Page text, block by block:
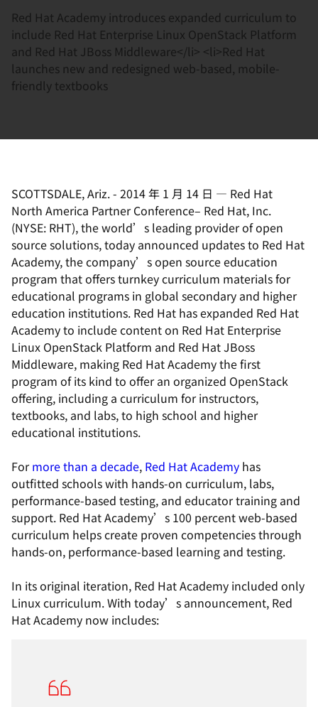
Red Hat Academy introduces expanded curriculum to
include Red Hat Enterprise Linux OpenStack Platform
and Red Hat JBoss Middleware</li> <li>Red Hat
launches new and redesigned web-based, mobile-
friendly textbooks
SCOTTSDALE, Ariz.- 2014 年 1 月 14 日 — Red Hat
North America Partner Conference– Red Hat, Inc.
(NYSE: RHT), the world’s leading provider of open
source solutions, today announced updates to Red Hat
Academy, the company’s open source education
program that offers turnkey curriculum materials for
educational programs in global secondary and higher
education institutions. Red Hat has expanded Red Hat
Academy to include content on Red Hat Enterprise
Linux OpenStack Platform and Red Hat JBoss
Middleware, making Red Hat Academy the first
program of its kind to offer an organized OpenStack
offering, including a curriculum for instructors,
textbooks, and labs, to high school and higher
educational institutions.
Formore than a decade, Red Hat Academy has
outfitted schools with hands-on curriculum, labs,
performance-based testing, and educator training and
support. Red Hat Academy’s 100 percent web-based
curriculum helps create proven competencies through
hands-on, performance-based learning and testing.
In its original iteration, Red Hat Academy included only
Linux curriculum. With today’s announcement, Red
Hat Academy now includes: